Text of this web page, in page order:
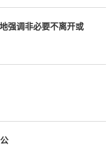
强调非必要不离开或